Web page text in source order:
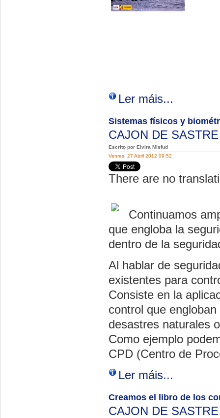
Ler máis...
Sistemas físicos y
CAJON DE
Escrito por Elvira Misfud
Venres, 27 Abril 2012 09:52
There are no
Continuamos
que engloba la
dentro de la
Al hablar de
existentes para
Consiste en la
control que
desastres naturales
Como ejemplo
CPD (Centro de
Ler máis...
Creamos el libro de los
CAJON DE